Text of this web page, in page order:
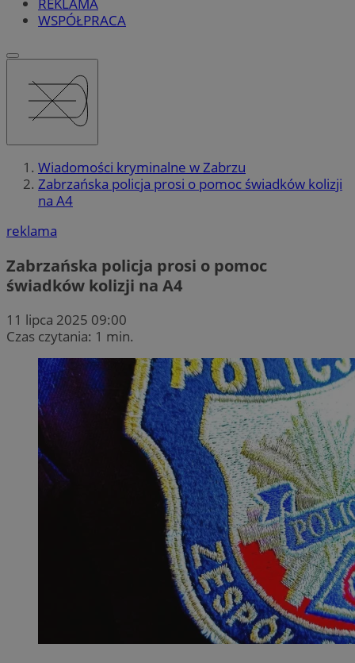
WSPÓŁPRACA
Wiadomości kryminalne w Zabrzu
Zabrzańska policja prosi o pomoc świadków kolizji
na A4
reklama
Zabrzańska policja prosi o pomoc
świadków kolizji na A4
11 lipca 2025 09:00
Czas czytania: 1 min.